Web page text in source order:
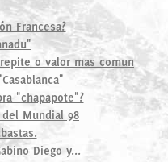
Francesa?
o valor mas comun
"chapapote"?
Mundial 98
Diego y...